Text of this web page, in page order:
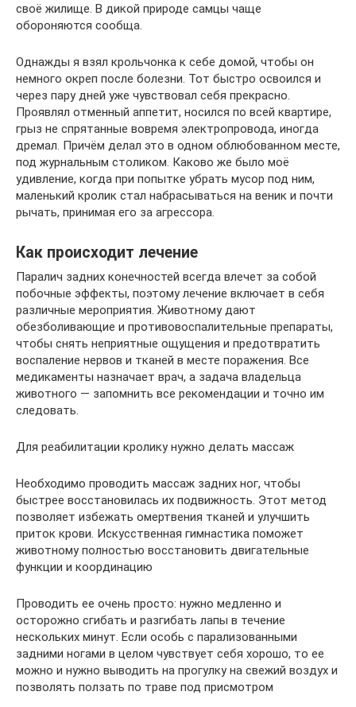
своё жилище. В дикой природе самцы чаще
обороняются сообща.
Однажды я взял крольчонка к себе домой, чтобы он
немного окреп после болезни. Тот быстро освоился и
через пару дней уже чувствовал себя прекрасно.
Проявлял отменный аппетит, носился по всей квартире,
грыз не спрятанные вовремя электропровода, иногда
дремал. Причём делал это в одном облюбованном месте,
под журнальным столиком. Каково же было моё
удивление, когда при попытке убрать мусор под ним,
маленький кролик стал набрасываться на веник и почти
рычать, принимая его за агрессора.
Как происходит лечение
Паралич задних конечностей всегда влечет за собой
побочные эффекты, поэтому лечение включает в себя
различные мероприятия. Животному дают
обезболивающие и противовоспалительные препараты,
чтобы снять неприятные ощущения и предотвратить
воспаление нервов и тканей в месте поражения. Все
медикаменты назначает врач, а задача владельца
животного — запомнить все рекомендации и точно им
следовать.
Для реабилитации кролику нужно делать массаж
Необходимо проводить массаж задних ног, чтобы
быстрее восстановилась их подвижность. Этот метод
позволяет избежать омертвения тканей и улучшить
приток крови. Искусственная гимнастика поможет
животному полностью восстановить двигательные
функции и координацию
Проводить ее очень просто: нужно медленно и
осторожно сгибать и разгибать лапы в течение
нескольких минут. Если особь с парализованными
задними ногами в целом чувствует себя хорошо, то ее
можно и нужно выводить на прогулку на свежий воздух и
позволять ползать по траве под присмотром